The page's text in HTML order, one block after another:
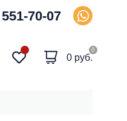
70-07
0
0 руб.